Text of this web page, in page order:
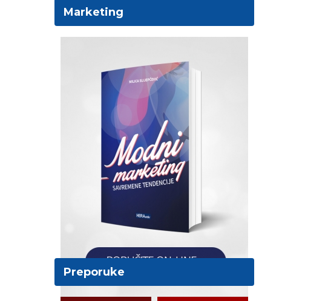
Marketing
Preporuke